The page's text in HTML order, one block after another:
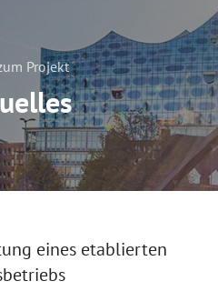
Projekt
eines etablierten